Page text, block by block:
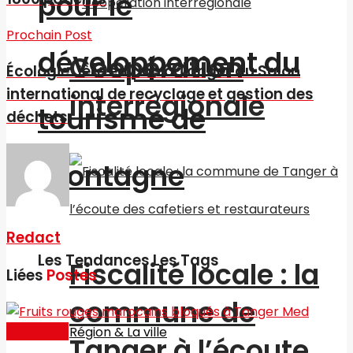
Coopération
interrégionale
Fiscalité locale : la
commune de
développement du
tourisme de
montagne
Les Tendances Les Tags
Région & La ville
Prochain Post
Écologie: 1ère édition à Tanger du Salon
international de recyclage et gestion des
déchets
Redact
Liées Postes